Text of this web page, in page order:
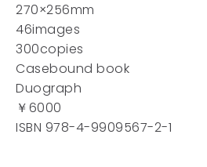
270×256mm
46images
300copies
Casebound book
Duograph
￥6000
ISBN 978-4-9909567-2-1